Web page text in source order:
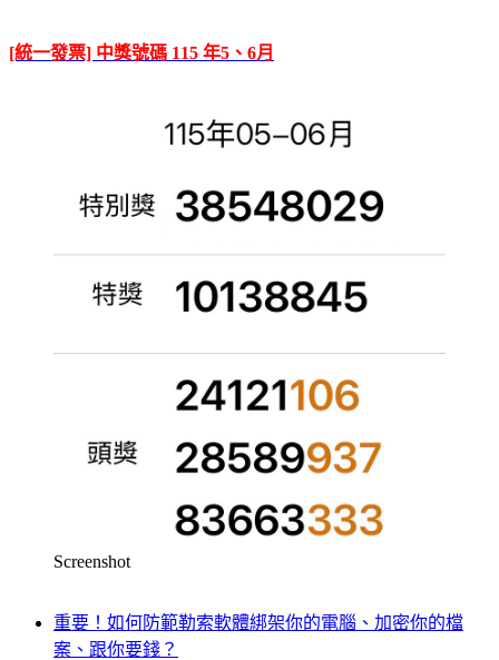
[統一發票] 中獎號碼 115 年5、6月
Screenshot
重要！如何防範勒索軟體綁架你的電腦、加密你的檔
案、跟你要錢？